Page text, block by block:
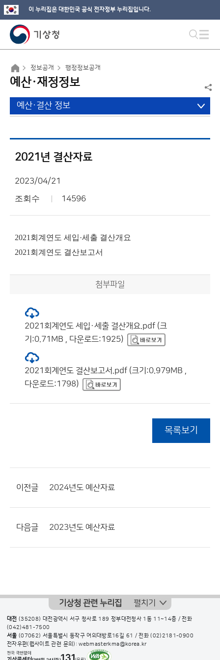
이 누리집은 대한민국 공식 전자정부 누리집입니다.
정보공개 행정정보공개
예산·재정정보
예산·결산 정보
2021년 결산자료
2023/04/21
조회수 14596
2021회계연도 세입·세출 결산개요
2021회계연도 결산보고서
첨부파일
2021회계연도 세입·세출 결산개요.pdf (크
기:0.71MB , 다운로드:1925)
2021회계연도 결산보고서.pdf (크기:0.979MB ,
다운로드:1798)
목록보기
이전글 2024년도 예산자료
다음글 2023년도 예산자료
기상청 관련 누리집 펼치기
대전 (35208) 대전광역시 서구 청사로 189 정부대전청사 1동 11~14층 / 전화
(042)481-7500
서울 (07062) 서울특별시 동작구 여의대방로16길 61 / 전화(02)2181-0900
전자우편(웹사이트 관련 문의): webmasterkma@korea.kr